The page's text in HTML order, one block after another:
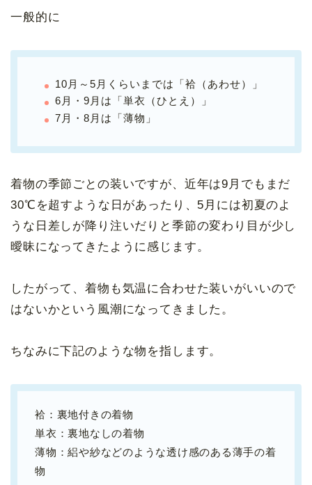
一般的に
10月～5月くらいまでは「袷（あわせ）」
6月・9月は「単衣（ひとえ）」
7月・8月は「薄物」
着物の季節ごとの装いですが、近年は9月でもまだ
30℃を超すような日があったり、5月には初夏のよ
うな日差しが降り注いだりと季節の変わり目が少し
曖昧になってきたように感じます。
したがって、着物も気温に合わせた装いがいいので
はないかという風潮になってきました。
ちなみに下記のような物を指します。
袷：裏地付きの着物
単衣：裏地なしの着物
薄物：絽や紗などのような透け感のある薄手の着
物